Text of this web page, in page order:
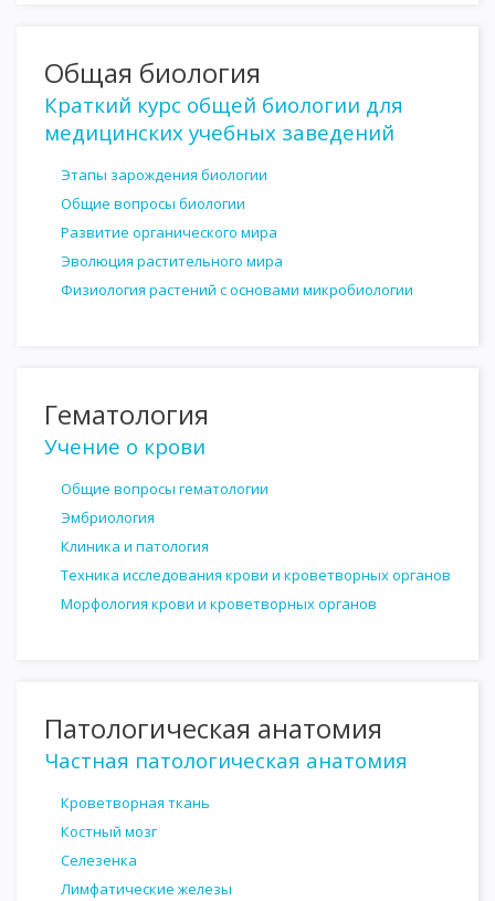
Общая биология
Краткий курс общей биологии для
медицинских учебных заведений
Этапы зарождения биологии
Общие вопросы биологии
Развитие органического мира
Эволюция растительного мира
Физиология растений с основами микробиологии
Гематология
Учение о крови
Общие вопросы гематологии
Эмбриология
Клиника и патология
Техника исследования крови и кроветворных органов
Морфология крови и кроветворных органов
Патологическая анатомия
Частная патологическая анатомия
Кроветворная ткань
Костный мозг
Селезенка
Лимфатические железы